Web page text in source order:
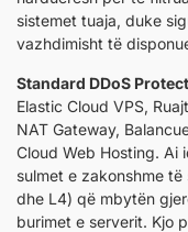
sistemet tuaja, duke
vazhdimisht të
Standard DDoS
Elastic Cloud VPS,
NАТ Gateway,
Cloud Web Hosting. Ai
sulmet e zakonshme
dhe L4) që mbytën
burimet e serverit. Kjo